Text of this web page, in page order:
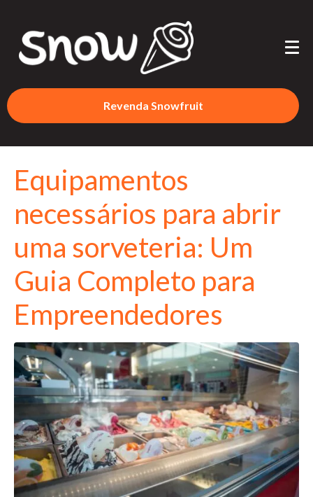
Revenda Snowfruit
Equipamentos
necessários para abrir
uma sorveteria: Um
Guia Completo para
Empreendedores